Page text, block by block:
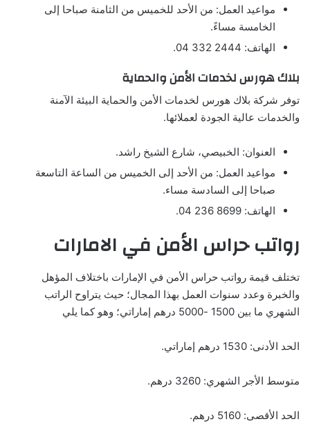
مواعيد العمل: من الأحد للخميس من الثامنة صباحا إلى
الخامسة مساءً.
الهاتف: 2444 332 04.
بلاك هورس لخدمات الأمن والحماية
توفر شركة بلاك هورس لخدمات الأمن والحماية البيئة الآمنة
والخدمات عالية الجودة لعملائها.
العنوان: الخبيصي، شارع الشيخ راشد.
مواعيد العمل: من الأحد إلى الخميس من الساعة التاسعة
صباحا إلى السادسة مساء.
الهاتف: 8699 236 04.
رواتب حراس الأمن في الامارات
تختلف قيمة رواتب حراس الأمن في الإمارات باختلاف المؤهل
والخبرة وعدد سنوات العمل بهذا المجال؛ حيث يتراوح الراتب
الشهري ما بين 1500 -5000 درهم إماراتي؛ وهو كما يلي
الحد الأدنى: 1530 درهم إماراتي.
متوسط الأجر الشهري: 3260 درهم.
الحد الأقصى: 5160 درهم.